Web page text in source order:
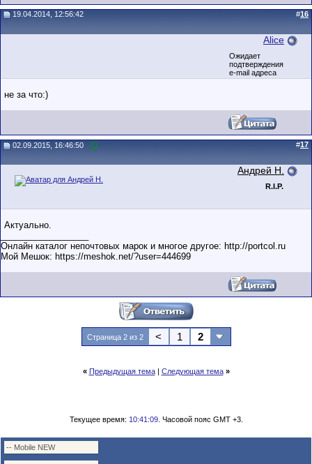
19.04.2014, 12:56:42 #16
Alice
Ожидает
подтверждения
e-mail адреса
не за что:)
02.09.2015, 16:46:50 #17
Андрей Н.
R.I.P.
Актуально.
Онлайн каталог непочтовых марок и многое другое: http://portcol.ru
Мой Мешок: https://meshok.net/?user=444699
Страница 2 из 2 < 1 2
« Предыдущая тема| Следующая тема »
Текущее время: 10:41:09. Часовой пояс GMT +3.